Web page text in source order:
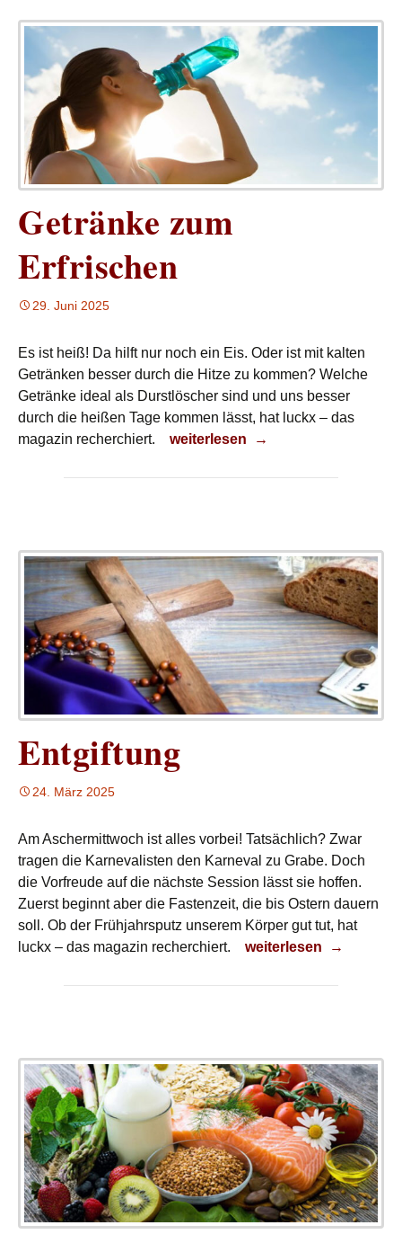
Getränke zum
Erfrischen
29. Juni 2025
Es ist heiß! Da hilft nur noch ein Eis. Oder ist mit kalten
Getränken besser durch die Hitze zu kommen? Welche
Getränke ideal als Durstlöscher sind und uns besser
durch die heißen Tage kommen lässt, hat luckx – das
magazin recherchiert.
Getränke zum Erfrischen
weiterlesen →
Entgiftung
24. März 2025
Am Aschermittwoch ist alles vorbei! Tatsächlich? Zwar
tragen die Karnevalisten den Karneval zu Grabe. Doch
die Vorfreude auf die nächste Session lässt sie hoffen.
Zuerst beginnt aber die Fastenzeit, die bis Ostern dauern
soll. Ob der Frühjahrsputz unserem Körper gut tut, hat
luckx – das magazin recherchiert.
Entgiftung
weiterlesen →